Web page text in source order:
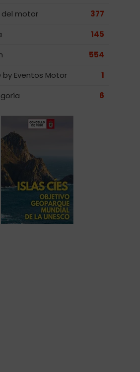
del motor
377
145
554
by Eventos Motor
1
6